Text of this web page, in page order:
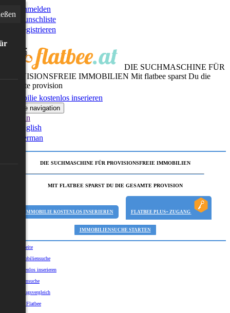
Anmelden
Wunschliste
Registrieren
DIE SUCHMASCHINE FÜR
PROVISIONSFREIE IMMOBILIEN Mit flatbee sparst Du die
gesamte provision
Immobilie kostenlos inserieren
Toggle navigation
German
English
German
DIE SUCHMASCHINE FÜR PROVISIONSFREIE IMMOBILIEN
MIT FLATBEE SPARST DU DIE GESAMTE PROVISION
IMMOBILIE KOSTENLOS INSERIEREN FLATBEE PLUS+ ZUGANG
IMMOBILIENSUCHE STARTEN
Startseite
Immobiliensuche
Kostenlos inserieren
Kartensuche
Umzugsvergleich
Über Flatbee